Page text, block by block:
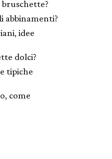
bruschette?
abbinamenti?
idee
dolci?
tipiche
come